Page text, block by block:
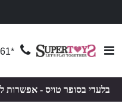
Toggle
*5061
בלעדי בסופר טויס -